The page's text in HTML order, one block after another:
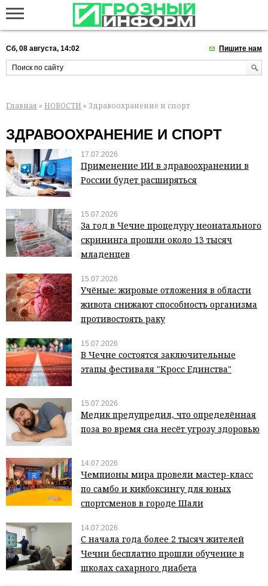
Сб, 08 августа, 14:02 Пишите нам
Главная » НОВОСТИ » Здравоохранение и спорт
ЗДРАВООХРАНЕНИЕ И СПОРТ
17.07.2026
Применение ИИ в здравоохранении в
России будет расширяться
15.07.2026
За год в Чечне процедуру неонатального
скрининга прошли около 13 тысяч
младенцев
15.07.2026
Учёные: жировые отложения в области
живота снижают способность организма
противостоять раку
15.07.2026
В Чечне состоятся заключительные
этапы фестиваля "Кросс Единства"
15.07.2026
Медик предупредил, что определённая
поза во время сна несёт угрозу здоровью
14.07.2026
Чемпионы мира провели мастер-класс
по самбо и кикбоксингу для юных
спортсменов в городе Шали
14.07.2026
С начала года более 2 тысяч жителей
Чечни бесплатно прошли обучение в
школах сахарного диабета